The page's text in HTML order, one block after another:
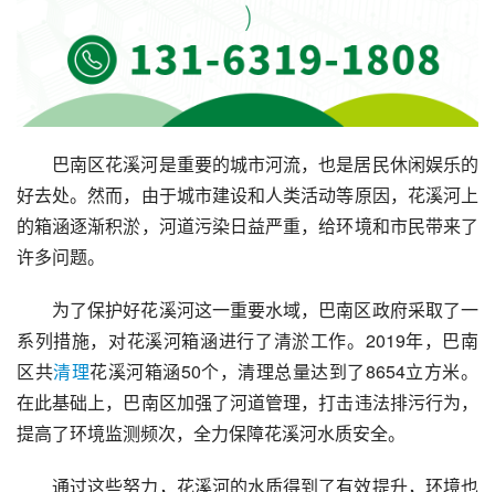
巴南区花溪河是重要的城市河流，也是居民休闲娱乐的
好去处。然而，由于城市建设和人类活动等原因，花溪河上
的箱涵逐渐积淤，河道污染日益严重，给环境和市民带来了
许多问题。
为了保护好花溪河这一重要水域，巴南区政府采取了一
系列措施，对花溪河箱涵进行了清淤工作。2019年，巴南
区共清理花溪河箱涵50个，清理总量达到了8654立方米。
在此基础上，巴南区加强了河道管理，打击违法排污行为，
提高了环境监测频次，全力保障花溪河水质安全。
通过这些努力，花溪河的水质得到了有效提升，环境也